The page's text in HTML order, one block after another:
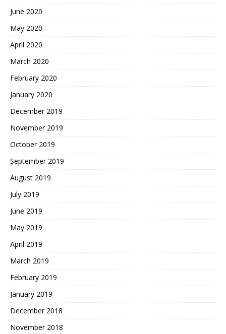
June 2020
May 2020
April 2020
March 2020
February 2020
January 2020
December 2019
November 2019
October 2019
September 2019
August 2019
July 2019
June 2019
May 2019
April 2019
March 2019
February 2019
January 2019
December 2018
November 2018